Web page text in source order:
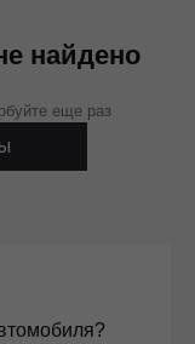
найдено
еще раз